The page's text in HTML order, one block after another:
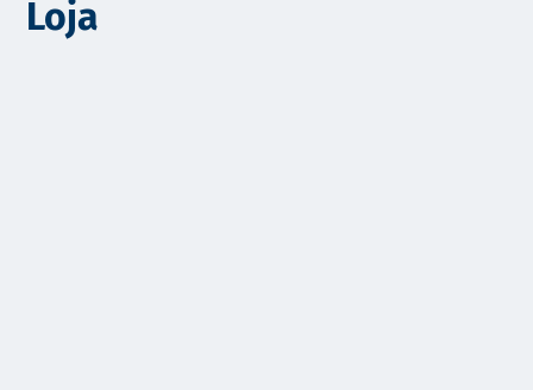
Loja